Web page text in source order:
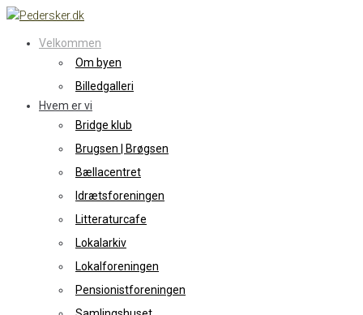
Skip
content
Velkommen
Om byen
Billedgalleri
Hvem er vi
Bridge klub
Brugsen | Brøgsen
Bællacentret
Idrætsforeningen
Litteraturcafe
Lokalarkiv
Lokalforeningen
Pensionistforeningen